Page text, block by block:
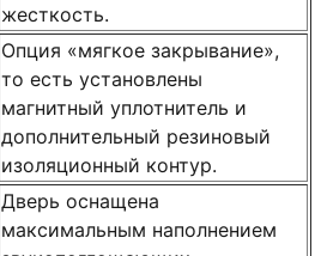
жесткость.
Опция «мягкое закрывание»,
то есть установлены
магнитный уплотнитель и
дополнительный резиновый
изоляционный контур.
Дверь оснащена
максимальным наполнением